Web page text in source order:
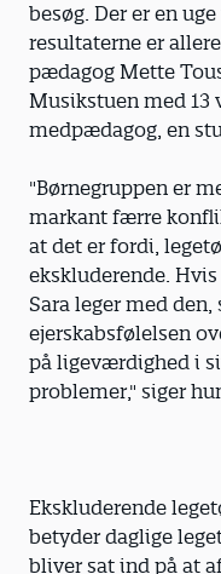
besøg. Der er en
resultaterne er
pædagog Mette
Musikstuen med 13
medpædagog, en
"Børnegruppen er
markant færre
at det er fordi,
ekskluderende.
Sara leger med
ejerskabsfølelsen
på ligeværdighed i
problemer," siger
Ekskluderende
betyder daglige
bliver sat ind på at